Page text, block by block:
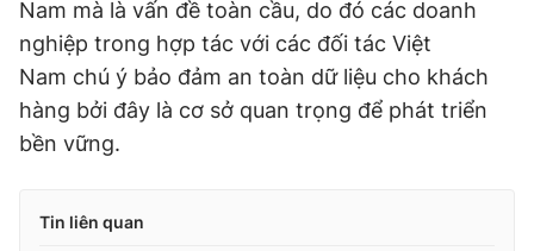
Nam mà là vấn đề toàn cầu, do đó các doanh
nghiệp trong hợp tác với các đối tác Việt
Nam chú ý bảo đảm an toàn dữ liệu cho khách
hàng bởi đây là cơ sở quan trọng để phát triển
bền vững.
Tin liên quan